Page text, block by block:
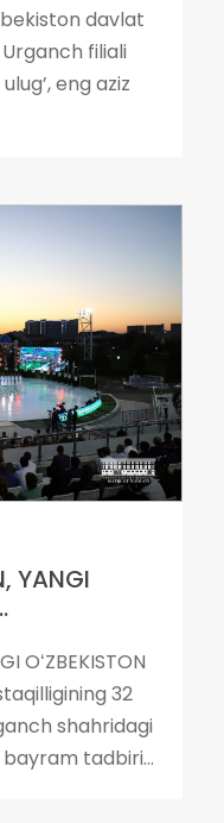
davlat
filiali
eng aziz
YANGI
OʻZBEKISTON
32
shahridagi
tadbiri...